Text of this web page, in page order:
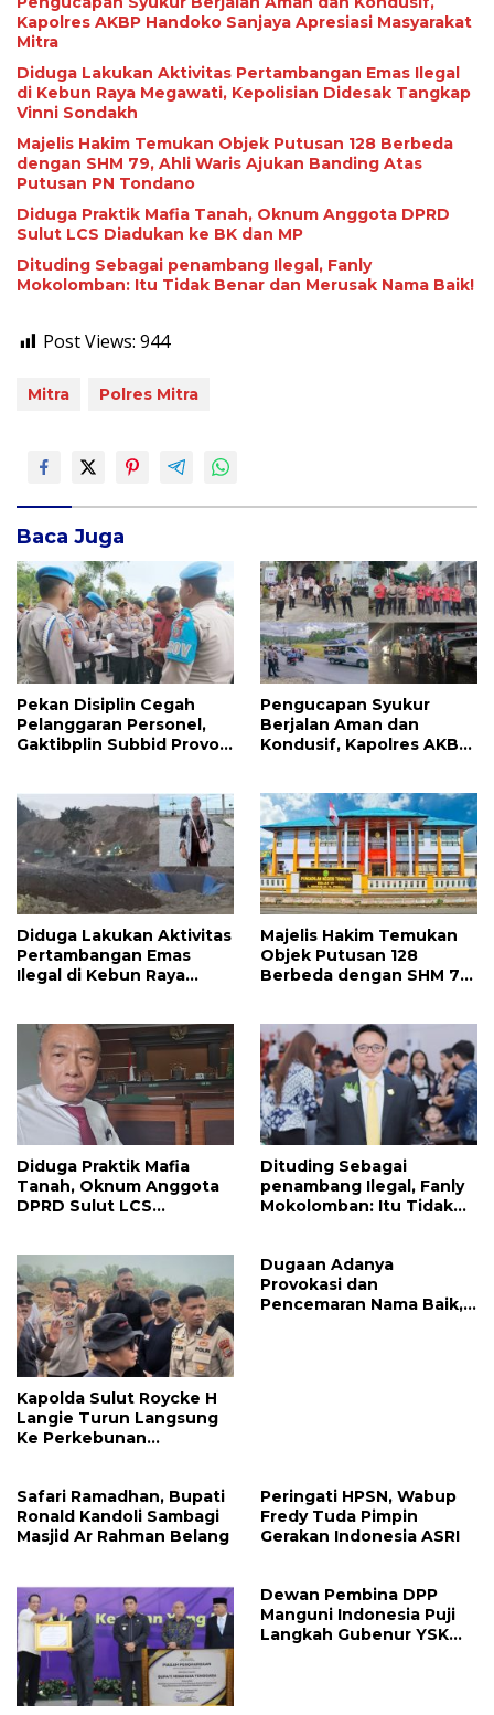
Kapolres AKBP Handoko Sanjaya Apresiasi Masyarakat
Mitra
Diduga Lakukan Aktivitas Pertambangan Emas Ilegal
di Kebun Raya Megawati, Kepolisian Didesak Tangkap
Vinni Sondakh
Majelis Hakim Temukan Objek Putusan 128 Berbeda
dengan SHM 79, Ahli Waris Ajukan Banding Atas
Putusan PN Tondano
Diduga Praktik Mafia Tanah, Oknum Anggota DPRD
Sulut LCS Diadukan ke BK dan MP
Dituding Sebagai penambang Ilegal, Fanly
Mokolomban: Itu Tidak Benar dan Merusak Nama Baik!
Post Views: 944
Mitra Polres Mitra
Baca Juga
Pekan Disiplin Cegah
Pelanggaran Personel,
Gaktibplin Subbid Provos
Pengucapan Syukur
Berjalan Aman dan
Kondusif, Kapolres AKBP
Mitra
Diduga Lakukan Aktivitas
Pertambangan Emas
Ilegal di Kebun Raya
Sondakh
Majelis Hakim Temukan
Objek Putusan 128
Berbeda dengan SHM 79,
Tondano
Diduga Praktik Mafia
Tanah, Oknum Anggota
DPRD Sulut LCS
Dituding Sebagai
penambang Ilegal, Fanly
Mokolomban: Itu Tidak
Kapolda Sulut Roycke H
Langie Turun Langsung
Ke Perkebunan
Dugaan Adanya
Provokasi dan
Pencemaran Nama Baik,
Safari Ramadhan, Bupati
Ronald Kandoli Sambagi
Masjid Ar Rahman Belang
Peringati HPSN, Wabup
Fredy Tuda Pimpin
Gerakan Indonesia ASRI
Dewan Pembina DPP
Manguni Indonesia Puji
Langkah Gubenur YSK